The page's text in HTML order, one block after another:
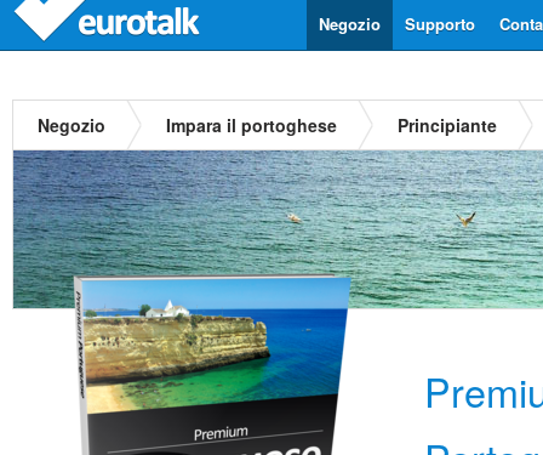
Supporto
Negozio
Negozio Impara il portoghese Principiante